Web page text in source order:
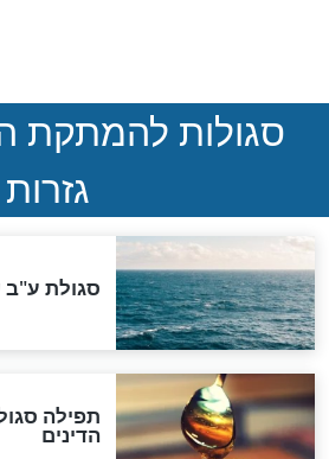
לכל המאמרים
אחרית
האם אפשר